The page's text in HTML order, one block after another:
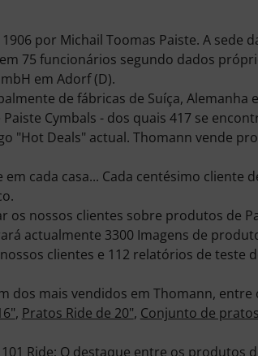
por Michail Toomas Paiste. A sede
75 funcionários segundo dados
em Adorf (D).
de fábricas de Suíça, Alemanha
Cymbals - dos quais 417 se
"Hot Deals" actual. Thomann vende
cada casa... Cada centésimo cliente
nossos clientes sobre produtos de
actualmente 3300 Imagens de
clientes e 112 relatórios de teste
dos mais vendidos em Thomann,
, Pratos Ride de 20", Conjunto de pratos
Ride; O destaque entre os produtos